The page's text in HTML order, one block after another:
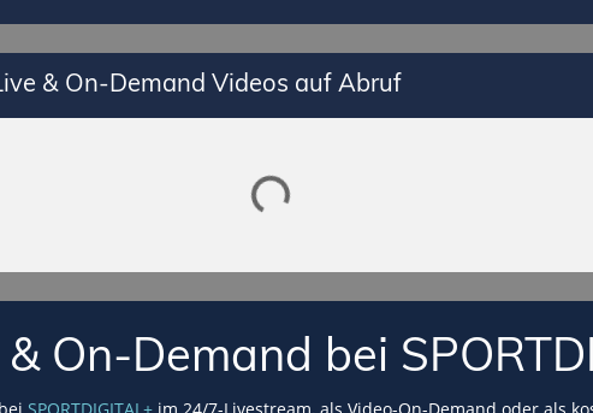
& On-Demand Videos auf Abruf
Lade SPORTDIGITAL+ Mediathek
On-Demand bei